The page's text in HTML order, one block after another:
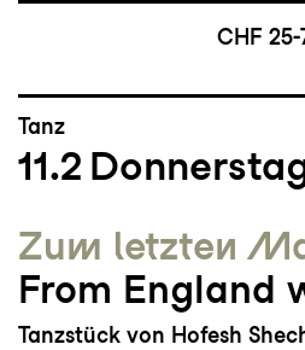
CHF 25-
Tanz
11.2
Zum letzten
From England
Tanzstück von Hofesh